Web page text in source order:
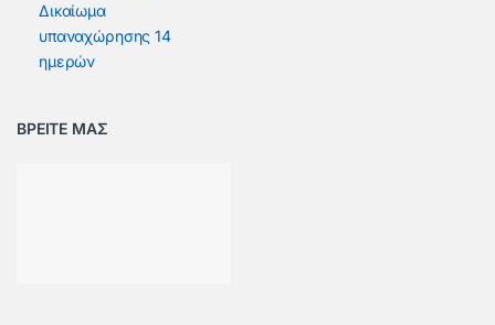
Δικαίωμα
υπαναχώρησης 14
ημερών
ΒΡΕΙΤΕ ΜΑΣ